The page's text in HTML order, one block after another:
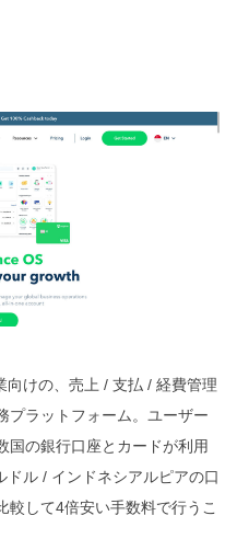
向けの、売上 / 支払 / 経費管理
プラットフォーム。ユーザー
国の銀行口座とカードが利用
ル / インドネシアルピアの口
較して4倍安い手数料で行うこ